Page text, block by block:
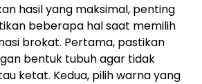
hasil yang maksimal, penting
beberapa hal saat memilih
brokat. Pertama, pastikan
bentuk tubuh agar tidak
ketat. Kedua, pilih warna yang